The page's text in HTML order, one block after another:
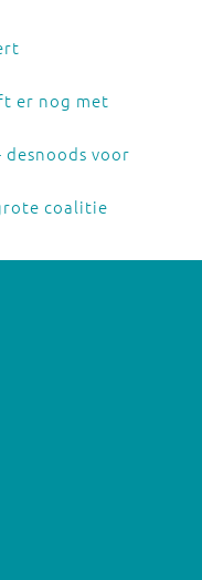
er nog met
voor
coalitie